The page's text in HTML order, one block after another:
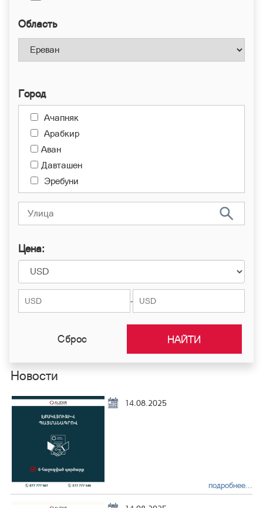
Область
Город
Ачапняк
Арабкир
Аван
Давташен
Эребуни
Канакер-Зейтун
Центр
Малатия-Себастия
Норк-Мараш
Нор Норк
Нубарашен
Шенгавит
Цена:
-
Сброс
Новости
14.08.2025
подробнее...